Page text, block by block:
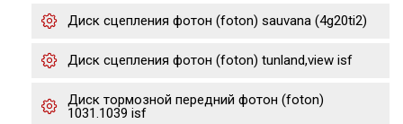
Диск сцепления фотон (foton) sauvana (4g20ti2)
Диск сцепления фотон (foton) tunland,view isf
Диск тормозной передний фотон (foton)
1031.1039 isf